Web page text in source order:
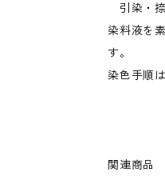
引染・
染料液を
す。
染色手順
関連商品